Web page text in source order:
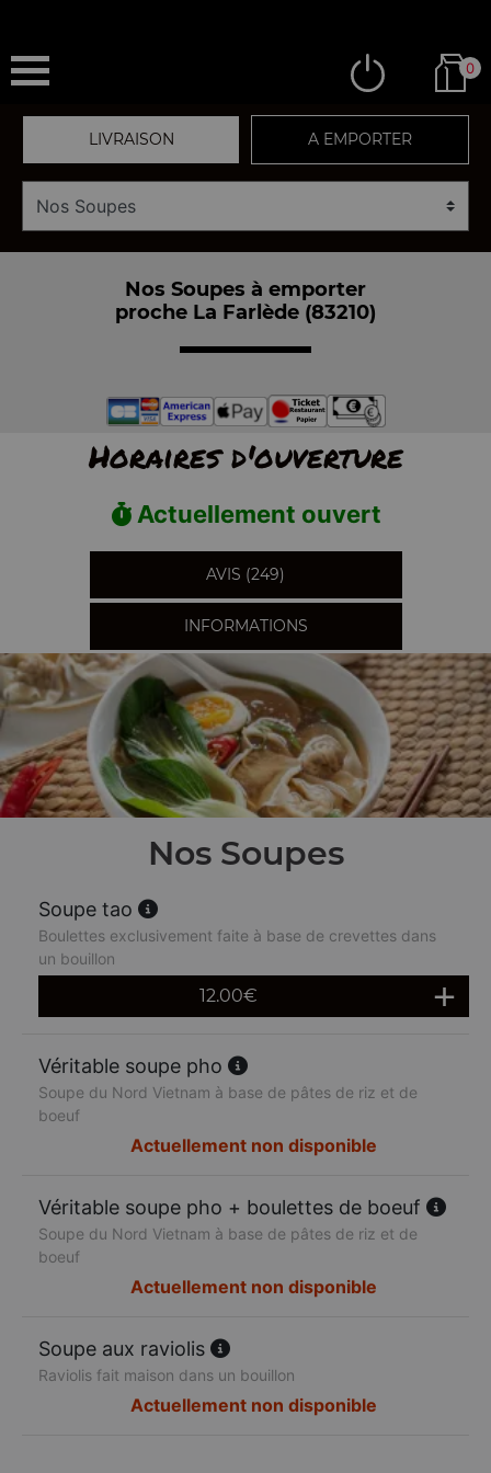
0
LIVRAISON A EMPORTER
Nos Soupes à emporter
proche La Farlède (83210)
Horaires d'ouverture
Actuellement ouvert
AVIS (249)
INFORMATIONS
Nos Soupes
Soupe tao
Boulettes exclusivement faite à base de crevettes dans
un bouillon
12.00€
Véritable soupe pho
Soupe du Nord Vietnam à base de pâtes de riz et de
boeuf
Actuellement non disponible
Véritable soupe pho + boulettes de boeuf
Soupe du Nord Vietnam à base de pâtes de riz et de
boeuf
Actuellement non disponible
Soupe aux raviolis
Raviolis fait maison dans un bouillon
Actuellement non disponible